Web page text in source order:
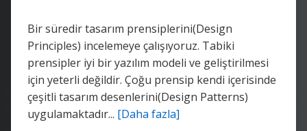
Bir süredir tasarım prensiplerini(Design
Principles) incelemeye çalışıyoruz. Tabiki
prensipler iyi bir yazılım modeli ve geliştirilmesi
için yeterli değildir. Çoğu prensip kendi içerisinde
çeşitli tasarım desenlerini(Design Patterns)
uygulamaktadır... [Daha fazla]